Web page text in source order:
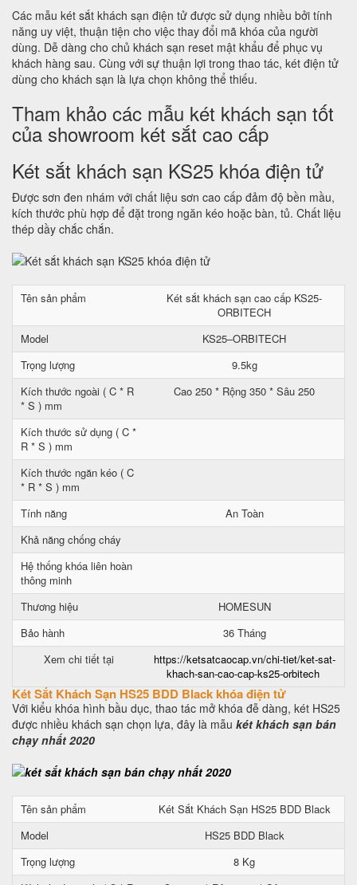
Các mẫu két sắt khách sạn điện tử được sử dụng nhiều bởi tính
năng uy việt, thuận tiện cho việc thay đổi mã khóa của người
dùng. Dễ dàng cho chủ khách sạn reset mật khẩu để phục vụ
khách hàng sau. Cùng với sự thuận lợi trong thao tác, két điện tử
dùng cho khách sạn là lựa chọn không thể thiếu.
Tham khảo các mẫu két khách sạn tốt
của showroom két sắt cao cấp
Két sắt khách sạn KS25 khóa điện tử
Được sơn đen nhám với chất liệu sơn cao cấp đảm độ bền mầu,
kích thước phù hợp để đặt trong ngăn kéo hoặc bàn, tủ. Chất liệu
thép dầy chắc chắn.
Tên sản phẩm
Két sắt khách sạn cao cấp KS25-
ORBITECH
Model
KS25–ORBITECH
Trọng lượng
9.5kg
Kích thước ngoài ( C * R
* S ) mm
Cao 250 * Rộng 350 * Sâu 250
Kích thước sử dụng ( C *
R * S ) mm
Kích thước ngăn kéo ( C
* R * S ) mm
Tính năng
An Toàn
Khả năng chống cháy
Hệ thống khóa liên hoàn
thông minh
Thương hiệu
HOMESUN
Bảo hành
36 Tháng
Xem chi tiết tại
https://ketsatcaocap.vn/chi-tiet/ket-sat-
khach-san-cao-cap-ks25-orbitech
Két Sắt Khách Sạn HS25 BDD Black khóa điện tử
Với kiểu khóa hình bầu dục, thao tác mở khóa đễ dàng, két HS25
được nhiều khách sạn chọn lựa, đây là mẫu két khách sạn bán
chạy nhất 2020
Tên sản phẩm
Két Sắt Khách Sạn HS25 BDD Black
Model
HS25 BDD Black
Trọng lượng
8 Kg